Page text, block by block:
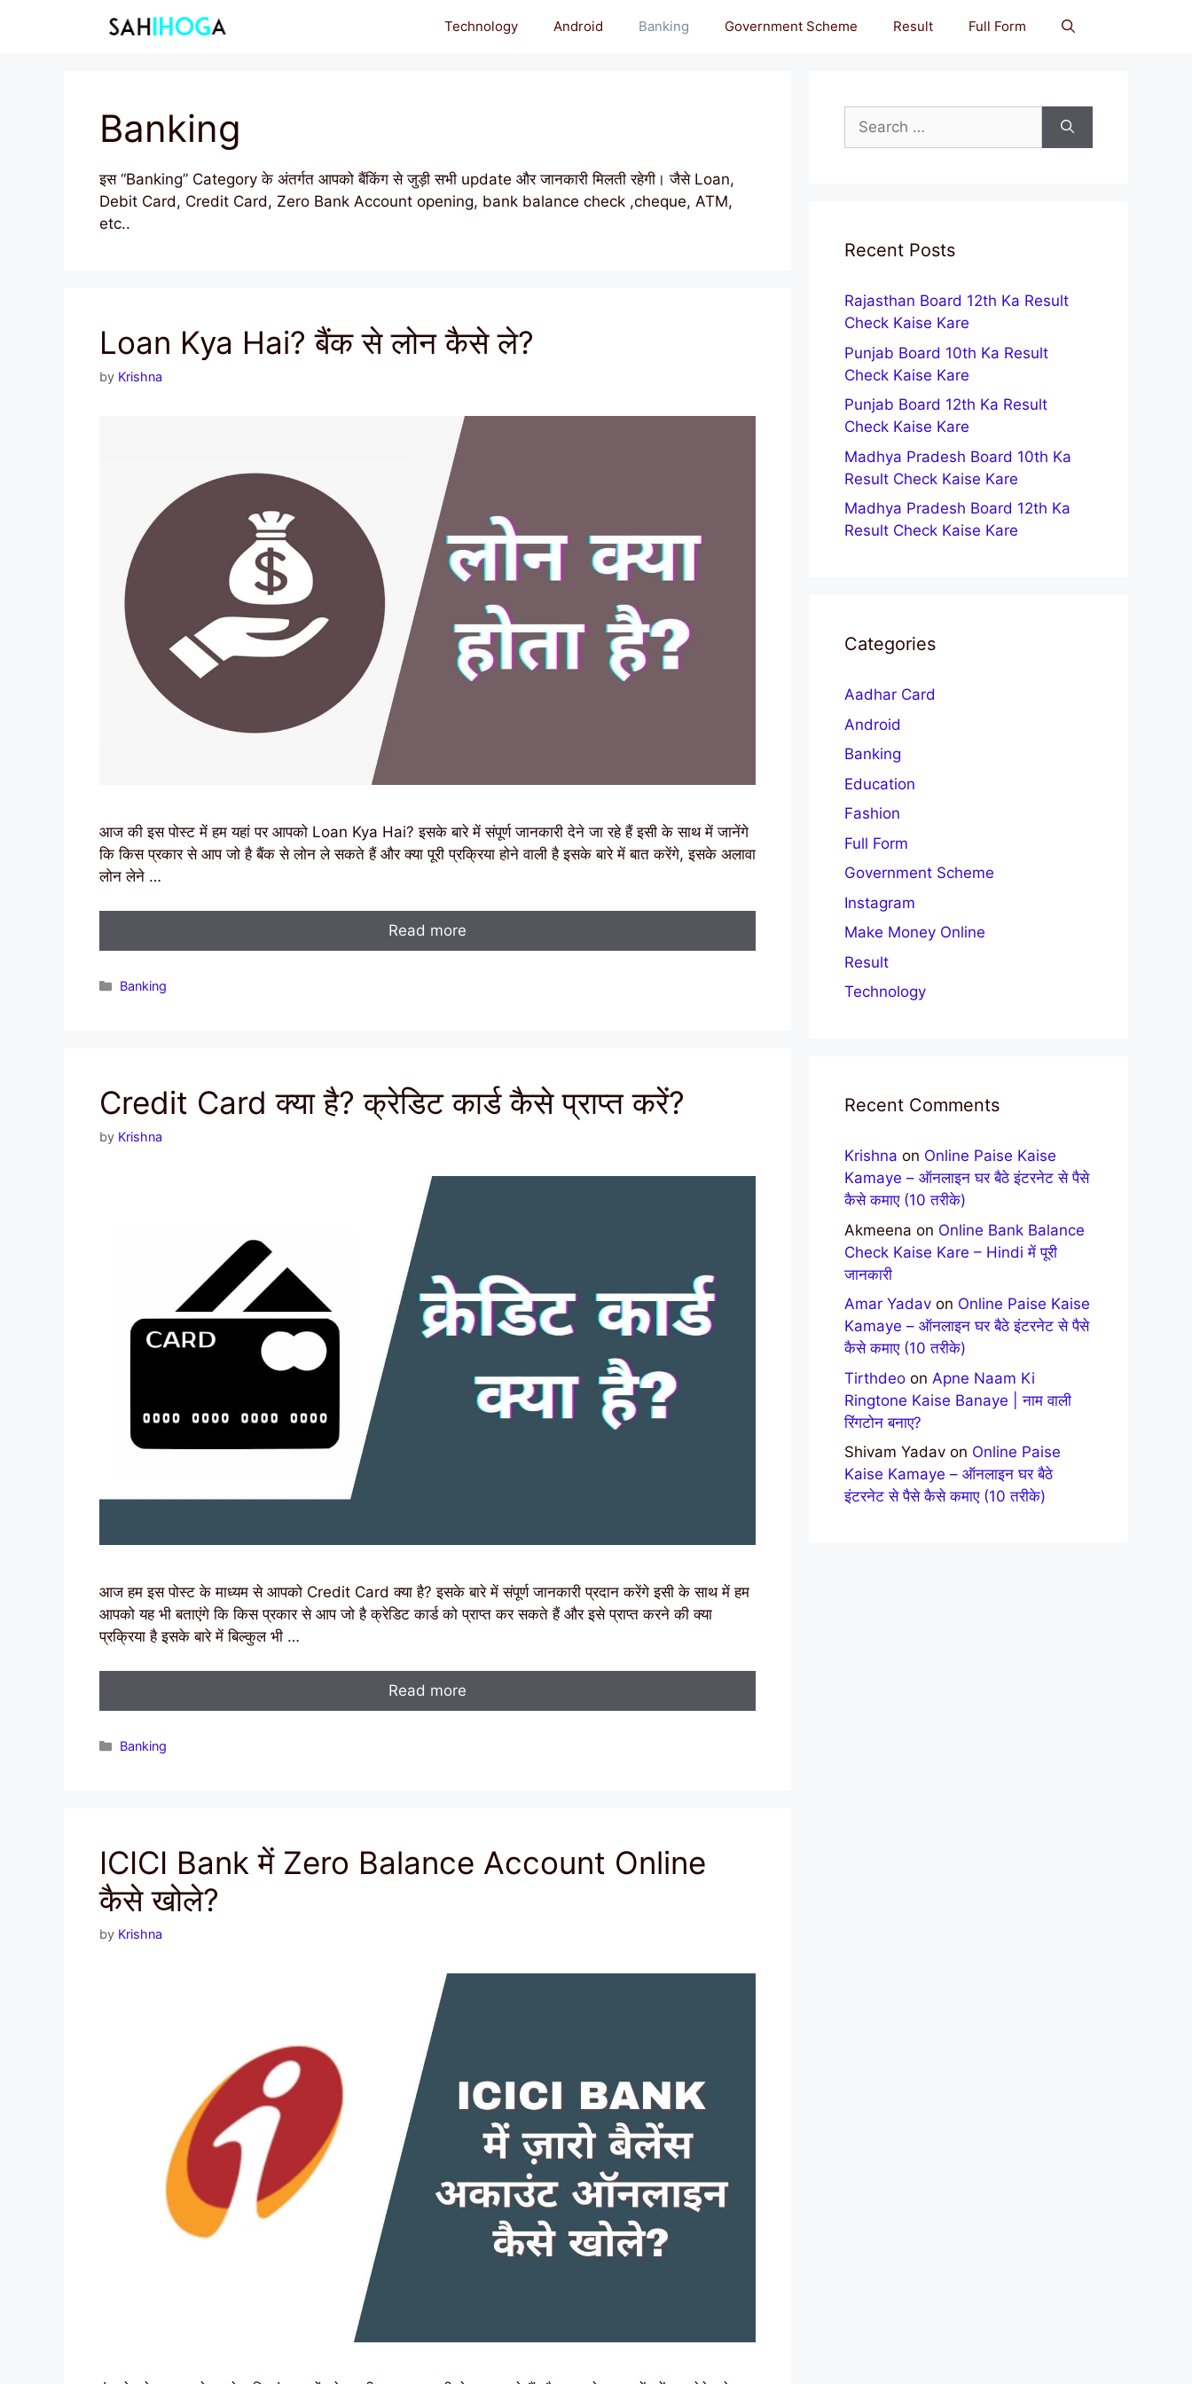
Technology Android Banking Government Scheme Result Full Form
Banking
इस “Banking” Category के अंतर्गत आपको बैंकिंग से जुड़ी सभी update और जानकारी मिलती रहेगी। जैसे Loan,
Debit Card, Credit Card, Zero Bank Account opening, bank balance check ,cheque, ATM,
etc..
Loan Kya Hai? बैंक से लोन कैसे ले?
by Krishna
आज की इस पोस्ट में हम यहां पर आपको Loan Kya Hai? इसके बारे में संपूर्ण जानकारी देने जा रहे हैं इसी के साथ में जानेंगे
कि किस प्रकार से आप जो है बैंक से लोन ले सकते हैं और क्या पूरी प्रक्रिया होने वाली है इसके बारे में बात करेंगे, इसके अलावा
लोन लेने …
Read more
Categories
Banking
Credit Card क्या है? क्रेडिट कार्ड कैसे प्राप्त करें?
by Krishna
आज हम इस पोस्ट के माध्यम से आपको Credit Card क्या है? इसके बारे में संपूर्ण जानकारी प्रदान करेंगे इसी के साथ में हम
आपको यह भी बताएंगे कि किस प्रकार से आप जो है क्रेडिट कार्ड को प्राप्त कर सकते हैं और इसे प्राप्त करने की क्या
प्रक्रिया है इसके बारे में बिल्कुल भी …
Read more
Categories
Banking
ICICI Bank में Zero Balance Account Online
कैसे खोले?
by Krishna
Search
for:
Recent Posts
Rajasthan Board 12th Ka Result
Check Kaise Kare
Punjab Board 10th Ka Result
Check Kaise Kare
Punjab Board 12th Ka Result
Check Kaise Kare
Madhya Pradesh Board 10th Ka
Result Check Kaise Kare
Madhya Pradesh Board 12th Ka
Result Check Kaise Kare
Categories
Aadhar Card
Android
Banking
Education
Fashion
Full Form
Government Scheme
Instagram
Make Money Online
Result
Technology
Recent Comments
Krishna on Online Paise Kaise
Kamaye – ऑनलाइन घर बैठे इंटरनेट से पैसे
कैसे कमाए (10 तरीके)
Akmeena on Online Bank Balance
Check Kaise Kare – Hindi में पूरी
जानकारी
Amar Yadav on Online Paise Kaise
Kamaye – ऑनलाइन घर बैठे इंटरनेट से पैसे
कैसे कमाए (10 तरीके)
Tirthdeo on Apne Naam Ki
Ringtone Kaise Banaye | नाम वाली
रिंगटोन बनाए?
Shivam Yadav on Online Paise
Kaise Kamaye – ऑनलाइन घर बैठे
इंटरनेट से पैसे कैसे कमाए (10 तरीके)